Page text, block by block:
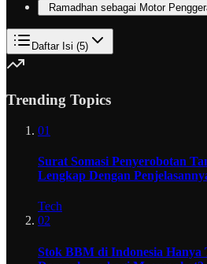
Ramadhan sebagai Motor
Daftar Isi (5)
Trending Topics
01
Surat Somasi Penyerobotan
Lengkap Dengan
Tech
02
Stok BBM di Indonesia Hanya